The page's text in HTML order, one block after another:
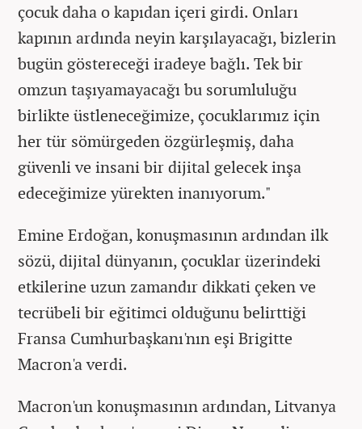
çocuk daha o kapıdan içeri girdi. Onları
kapının ardında neyin karşılayacağı, bizlerin
bugün göstereceği iradeye bağlı. Tek bir
omzun taşıyamayacağı bu sorumluluğu
birlikte üstleneceğimize, çocuklarımız için
her tür sömürgeden özgürleşmiş, daha
güvenli ve insani bir dijital gelecek inşa
edeceğimize yürekten inanıyorum."
Emine Erdoğan, konuşmasının ardından ilk
sözü, dijital dünyanın, çocuklar üzerindeki
etkilerine uzun zamandır dikkati çeken ve
tecrübeli bir eğitimci olduğunu belirttiği
Fransa Cumhurbaşkanı'nın eşi Brigitte
Macron'a verdi.
Macron'un konuşmasının ardından, Litvanya